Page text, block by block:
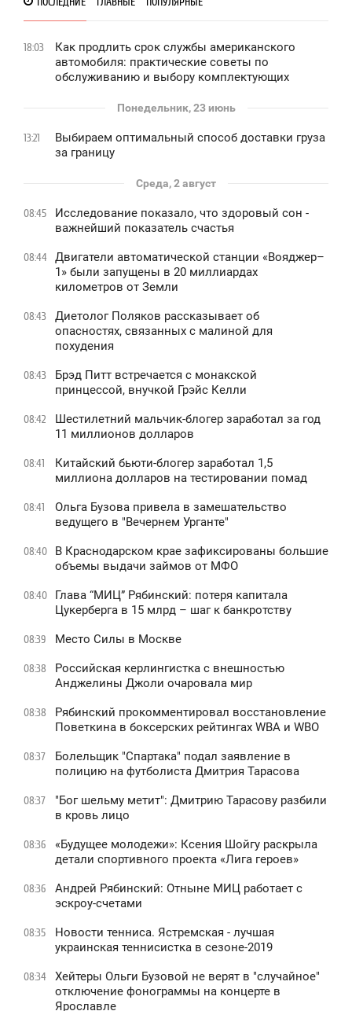
18:03
Как продлить срок службы американского
автомобиля: практические советы по
обслуживанию и выбору комплектующих
Понедельник, 23 июнь
13:21
Выбираем оптимальный способ доставки груза
за границу
Среда, 2 август
08:45
Исследование показало, что здоровый сон -
важнейший показатель счастья
08:44
Двигатели автоматической станции «Вояджер–
1» были запущены в 20 миллиардах
километров от Земли
08:43
Диетолог Поляков рассказывает об
опасностях, связанных с малиной для
похудения
08:43
Брэд Питт встречается с монакской
принцессой, внучкой Грэйс Келли
08:42
Шестилетний мальчик-блогер заработал за год
11 миллионов долларов
08:41
Китайский бьюти-блогер заработал 1,5
миллиона долларов на тестировании помад
08:41
Ольга Бузова привела в замешательство
ведущего в "Вечернем Урганте"
08:40
В Краснодарском крае зафиксированы большие
объемы выдачи займов от МФО
08:40
Глава “МИЦ” Рябинский: потеря капитала
Цукерберга в 15 млрд – шаг к банкротству
08:39 Место Силы в Москве
08:38
Российская керлингистка с внешностью
Анджелины Джоли очаровала мир
08:38
Рябинский прокомментировал восстановление
Поветкина в боксерских рейтингах WBA и WBO
08:37
Болельщик "Спартака" подал заявление в
полицию на футболиста Дмитрия Тарасова
08:37
"Бог шельму метит": Дмитрию Тарасову разбили
в кровь лицо
08:36
«Будущее молодежи»: Ксения Шойгу раскрыла
детали спортивного проекта «Лига героев»
08:36
Андрей Рябинский: Отныне МИЦ работает с
эскроу-счетами
08:35
Новости тенниса. Ястремская - лучшая
украинская теннисистка в сезоне-2019
08:34
Хейтеры Ольги Бузовой не верят в "случайное"
отключение фонограммы на концерте в
Ярославле